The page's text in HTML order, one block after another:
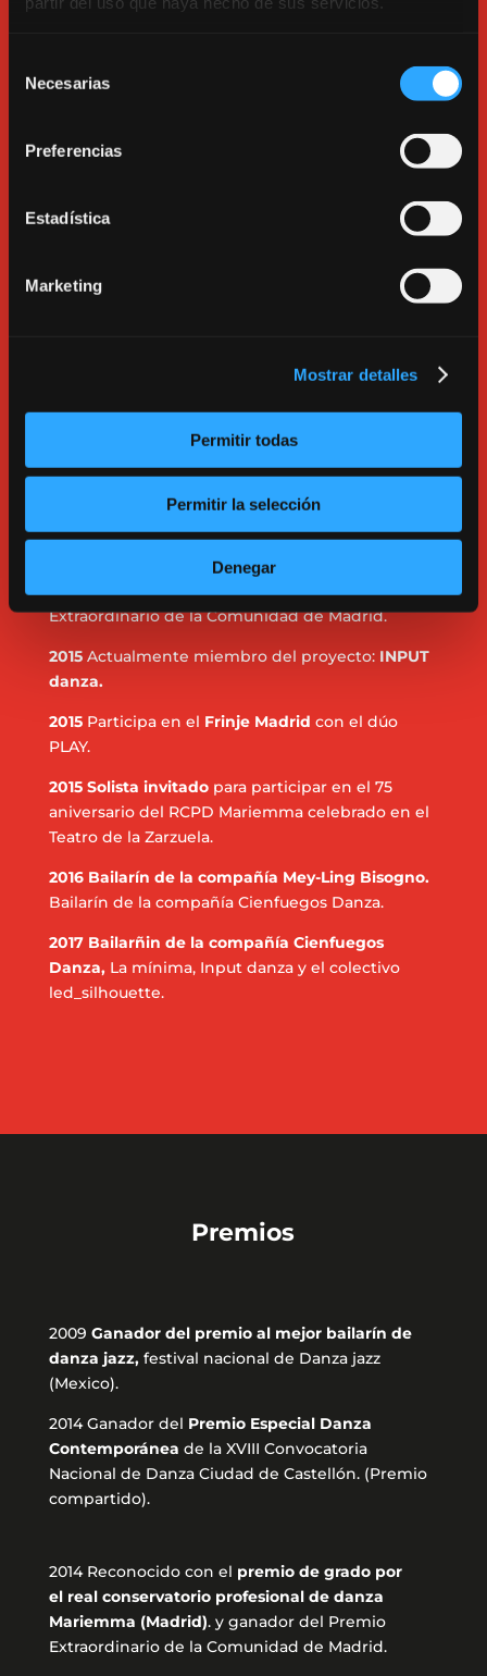
Necesarias
Preferencias
Estadística
Marketing
Mostrar detalles
Permitir todas
Permitir la selección
Denegar
danza Contemporánea, grado medio, en España.
contemporánea
en el Instituto Leonardo da Vinci
en la asociación
Descalzhinia.
en el
festival Talent Madrid primera edición con la
2014 Participa, como coreografo y bailarín
en el
especialidad danza contemporánea,
conservatorio profesional de danza Mariemma
(Madrid). Reconocido con el premio de grado por
la misma institución y ganador del Premio
Extraordinario de la Comunidad de Madrid.
2015Actualmente miembro del proyecto: INPUT
danza.
2015Participa en el Frinje Madrid con el dúo
PLAY.
2015 Solista invitadopara participar en el 75
aniversario del RCPD Mariemma celebrado en el
Teatro de la Zarzuela.
2016 Bailarín de la compañía Mey-Ling Bisogno.
Bailarín de la compañía Cienfuegos Danza.
2017 Bailarñin de la compañía Cienfuegos
Danza,La mínima, Input danza y el colectivo
led_silhouette.
Premios
2009 Ganador del premio al mejor bailarín de
danza jazz,festival nacional de Danza jazz
(Mexico).
2014 Ganador del Premio Especial Danza
Contemporánea de la XVIII Convocatoria
Nacional de Danza Ciudad de Castellón. (Premio
compartido).
2014 Reconocido con el premio de grado por
el real conservatorio profesional de danza
Mariemma (Madrid).y ganador del Premio
Extraordinario de la Comunidad de Madrid.